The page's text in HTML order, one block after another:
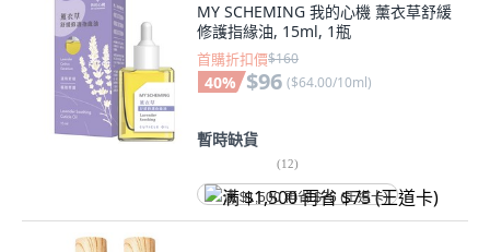
MY SCHEMING 我的心機 薰衣草舒緩
修護指緣油, 15ml, 1瓶
首購折扣價$160
40% $96 ($64.00/10ml)
暫時缺貨
(12)
满 $1,500 再省 $75 (王道卡)